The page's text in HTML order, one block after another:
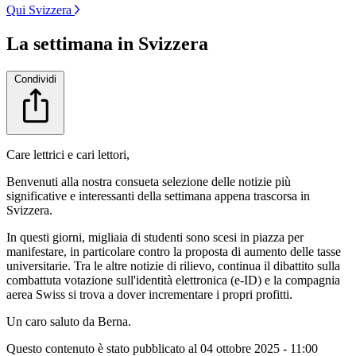
Qui Svizzera
La settimana in Svizzera
Condividi
Care lettrici e cari lettori,
Benvenuti alla nostra consueta selezione delle notizie più
significative e interessanti della settimana appena trascorsa in
Svizzera.
In questi giorni, migliaia di studenti sono scesi in piazza per
manifestare, in particolare contro la proposta di aumento delle tasse
universitarie. Tra le altre notizie di rilievo, continua il dibattito sulla
combattuta votazione sull'identità elettronica (e-ID) e la compagnia
aerea Swiss si trova a dover incrementare i propri profitti.
Un caro saluto da Berna.
Questo contenuto è stato pubblicato al 04 ottobre 2025 - 11:00